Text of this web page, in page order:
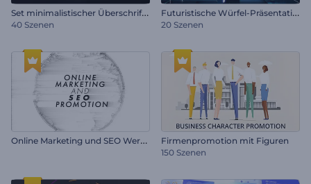
S
et minimalistischer Überschriften
40 Szenen
F
uturistische Würfel-Präsentation
20 Szenen
O
nline Marketing und SEO Werbung
Firmenpromotion mit Figuren
150 Szenen